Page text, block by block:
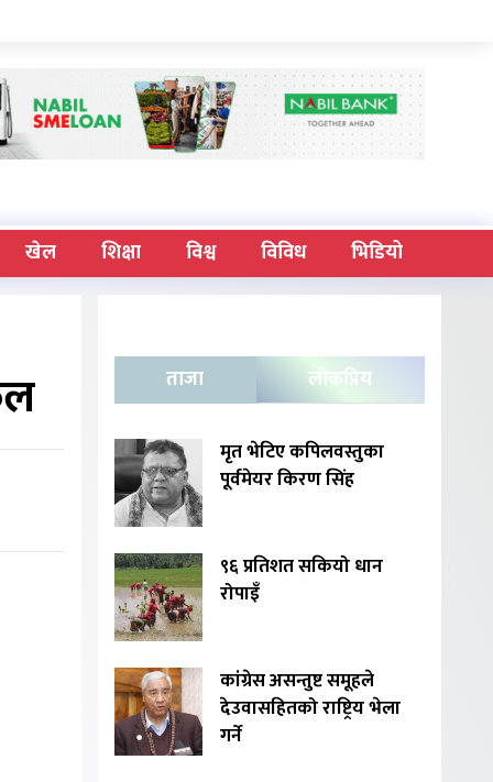
खेल शिक्षा विश्व विविध भिडियो
ताजा लोकप्रिय
मृत भेटिए कपिलवस्तुका
पूर्वमेयर किरण सिंह
९६ प्रतिशत सकियो धान
रोपाइँ
कांग्रेस असन्तुष्ट समूहले
देउवासहितको राष्ट्रिय भेला
गर्ने